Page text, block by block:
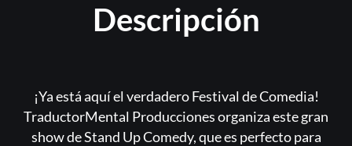
Descripción
¡Ya está aquí el verdadero Festival de Comedia!
TraductorMental Producciones organiza este gran
show de Stand Up Comedy, que es perfecto para